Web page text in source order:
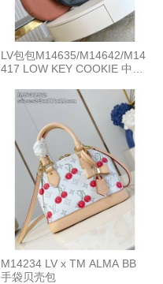
LV包包M14635/M14642/M14
417 LOW KEY COOKIE 中号
M14234 LV x TM ALMA BB
手袋贝壳包